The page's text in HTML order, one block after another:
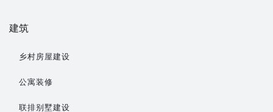
建筑
乡村房屋建设
公寓装修
联排别墅建设